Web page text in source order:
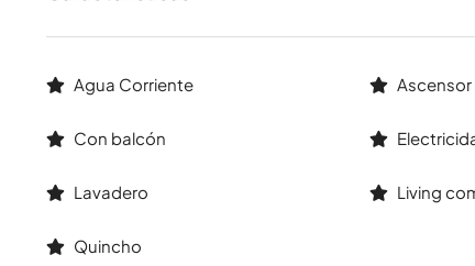
Agua Corriente Ascensor
Con balcón
Lavadero Living
Quincho